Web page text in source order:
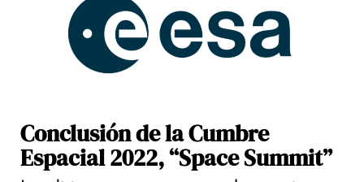
Conclusión de la Cumbre
Espacial 2022, “Space Summit”